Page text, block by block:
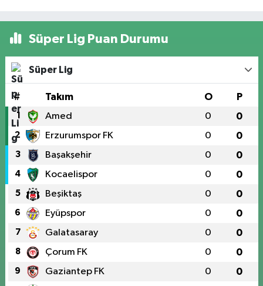
Süper Lig Puan Durumu
Süper Lig
# Takım O P
1 Amed 0 0
2 Erzurumspor FK 0 0
3 Başakşehir 0 0
4 Kocaelispor 0 0
5 Beşiktaş 0 0
6 Eyüpspor 0 0
7 Galatasaray 0 0
8 Çorum FK 0 0
9 Gaziantep FK 0 0